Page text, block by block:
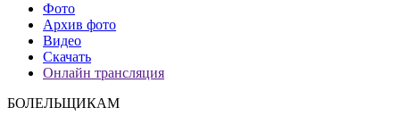
Фото
Архив фото
Видео
Скачать
Онлайн трансляция
БОЛЕЛЬЩИКАМ